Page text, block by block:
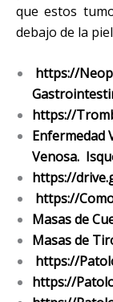
que estos
debajo de la
https://
https://
Enfermedad
Venosa.
https://
https://
Masas de
Masas de
https://
https://